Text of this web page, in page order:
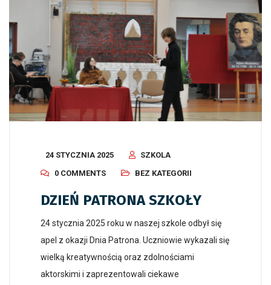
24 STYCZNIA 2025
SZKOLA
0 COMMENTS
BEZ KATEGORII
DZIEŃ PATRONA SZKOŁY
24 stycznia 2025 roku w naszej szkole odbył się
apel z okazji Dnia Patrona. Uczniowie wykazali się
wielką kreatywnością oraz zdolnościami
aktorskimi i zaprezentowali ciekawe